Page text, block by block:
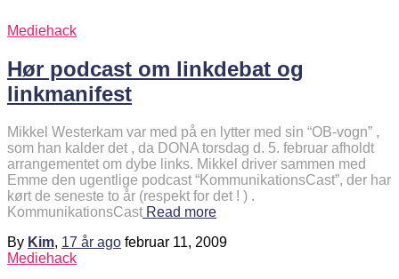
Mediehack
Hør podcast om linkdebat og
linkmanifest
Mikkel Westerkam var med på en lytter med sin “OB-vogn” ,
som han kalder det , da DONA torsdag d. 5. februar afholdt
arrangementet om dybe links. Mikkel driver sammen med
Emme den ugentlige podcast “KommunikationsCast”, der har
kørt de seneste to år (respekt for det ! ) .
KommunikationsCast Read more
By Kim, 17 år ago februar 11, 2009
Mediehack